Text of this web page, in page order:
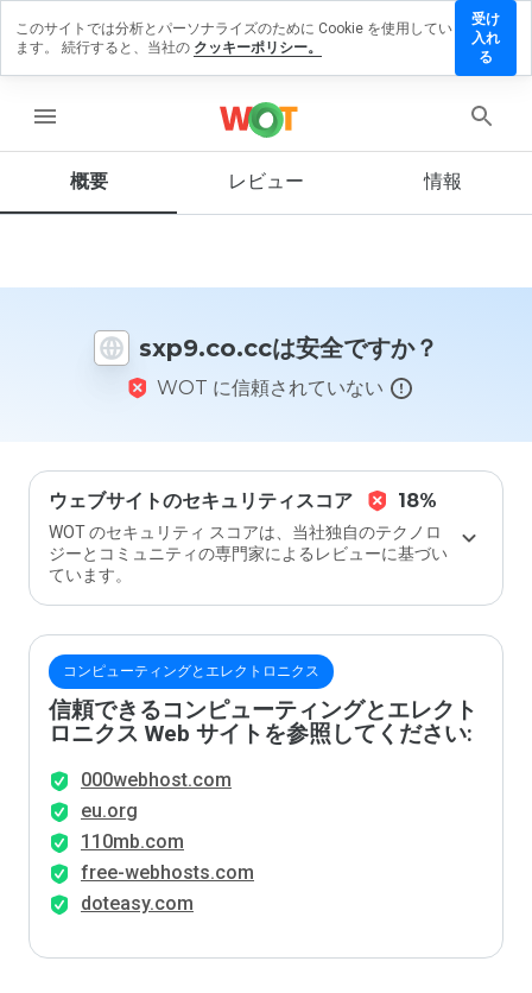
menu
概要 レビュー 情報
sxp9.co.ccは安全ですか？
WOT に信頼されていない
ウェブサイトのセキュリティスコア 18%
WOT のセキュリティ スコアは、当社独自のテクノロ
ジーとコミュニティの専門家によるレビューに基づい
ています。
コンピューティングとエレクトロニクス
信頼できるコンピューティングとエレクト
ロニクス Web サイトを参照してください:
000webhost.com
eu.org
110mb.com
free-webhosts.com
doteasy.com
ビュ
残す
この
イト
価し
ます
か？
このサイトでは分析とパーソナライズのために Cookie を使用してい
ます。 続行すると、当社の クッキーポリシー。
受け
入れ
る